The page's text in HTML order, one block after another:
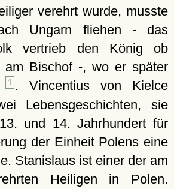
verehrt wurde, musste
Ungarn fliehen - das
vertrieb den König ob
am Bischof -, wo er später
1 . Vincentius von Kielce
Lebensgeschichten, sie
und 14. Jahrhundert für
der Einheit Polens eine
Stanislaus ist einer der am
Heiligen in Polen.